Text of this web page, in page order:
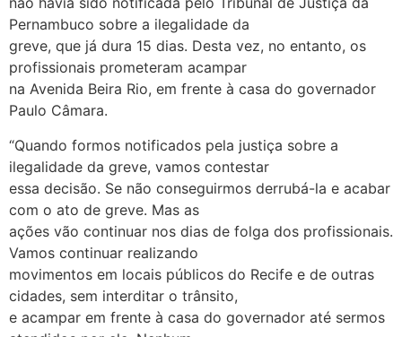
Pernambuco sobre a ilegalidade da
greve, que já dura 15 dias. Desta vez, no entanto, os
profissionais prometeram acampar
na Avenida Beira Rio, em frente à casa do governador
Paulo Câmara.
“Quando formos notificados pela justiça sobre a
ilegalidade da greve, vamos contestar
essa decisão. Se não conseguirmos derrubá-la e acabar
com o ato de greve. Mas as
ações vão continuar nos dias de folga dos profissionais.
Vamos continuar realizando
movimentos em locais públicos do Recife e de outras
cidades, sem interditar o trânsito,
e acampar em frente à casa do governador até sermos